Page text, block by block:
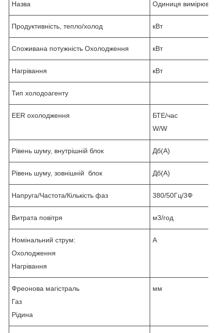
Назва Одиниця
Продуктивність, тепло/холод кВт
Споживана потужність Охолодження кВт
Нагрівання кВт
Тип холодоагенту
EER охолодження
БТЕ/час
W/W
Рівень шуму, внутрішній блок Дб(А)
Рівень шуму, зовнішній блок Дб(А)
Напруга/Частота/Кількість фаз 380/50Гц/3Ф
Витрата повітря м3/год
Номінальний струм:
Охолодження
Нагрівання
А
Фреонова магістраль
Газ
Рідина
мм